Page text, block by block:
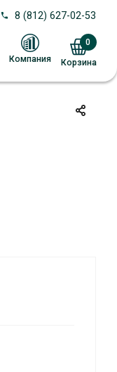
8 (812) 627-02-53
Компания Корзина
0